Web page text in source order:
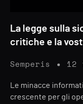
La legge sulla
critiche e la
Semperis 12
Le minacce
crescente per gli